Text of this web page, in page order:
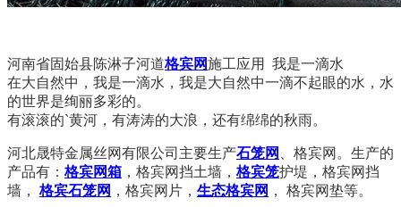
河南省固始县陈淋子河道格宾网施工应用 我是一滴水
在大自然中，我是一滴水，我是大自然中一滴不起眼的水，水
的世界是绚丽多彩的。
有滚滚的`黄河，有涛涛的大浪，还有绵绵的秋雨。
河北晟特金属丝网有限公司主要生产石笼网
、格宾网。生产的
产品有： 格宾网箱 ，格宾网挡土墙， 格宾笼护堤，格宾网挡
墙， 格宾石笼网 ，格宾网片， 生态格宾网 ， 格宾网垫等。